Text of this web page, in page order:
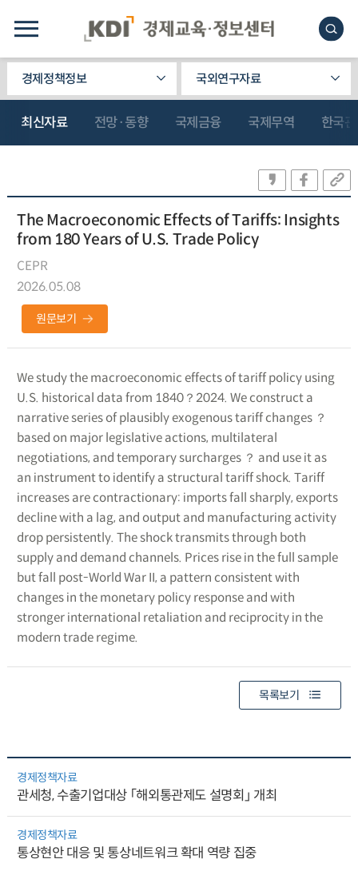
경제정책정보 국외연구자료
최신자료 전망·동향 국제금융 국제무역 한국
The Macroeconomic Effects of Tariffs: Insights
from 180 Years of U.S. Trade Policy
CEPR
2026.05.08
원문보기
We study the macroeconomic effects of tariff policy using
U.S. historical data from 1840？2024. We construct a
narrative series of plausibly exogenous tariff changes ？
based on major legislative actions, multilateral
negotiations, and temporary surcharges ？ and use it as
an instrument to identify a structural tariff shock. Tariff
increases are contractionary: imports fall sharply, exports
decline with a lag, and output and manufacturing activity
drop persistently. The shock transmits through both
supply and demand channels. Prices rise in the full sample
but fall post-World War II, a pattern consistent with
changes in the monetary policy response and with
stronger international retaliation and reciprocity in the
modern trade regime.
목록보기
경제정책자료
관세청, 수출기업대상 「해외통관제도 설명회」 개최
경제정책자료
통상현안 대응 및 통상네트워크 확대 역량 집중